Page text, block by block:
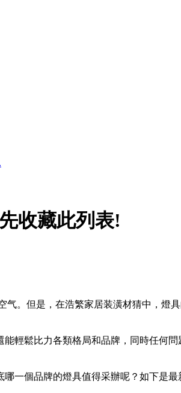
收藏此列表!
。但是，在浩繁家居装潢材猜中，燈
輕鬆比力各類格局和品牌，同時任何
一個品牌的燈具值得采辦呢？如下是最